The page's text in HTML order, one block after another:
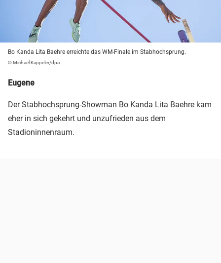
Bo Kanda Lita Baehre erreichte das WM-Finale im Stabhochsprung.
© Michael Kappeler/dpa
Eugene
Der Stabhochsprung-Showman Bo Kanda Lita Baehre kam
eher in sich gekehrt und unzufrieden aus dem
Stadioninnenraum.